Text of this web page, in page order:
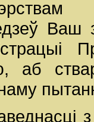
Ваш
аб